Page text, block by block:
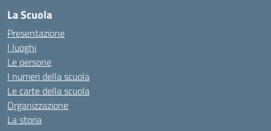
La Scuola
Presentazione
I luoghi
Le persone
I numeri della scuola
Le carte della scuola
Organizzazione
La storia